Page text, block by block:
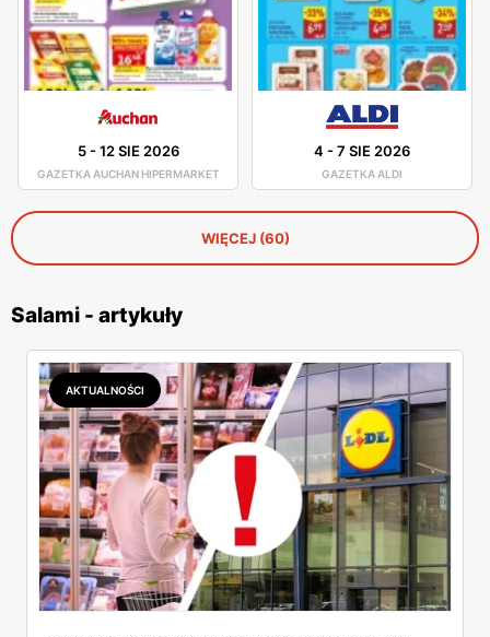
5-12 SIE 2026
GAZETKA AUCHAN HIPERMARKET
4 -7 SIE 2026
GAZETKA ALDI
WIĘCEJ (60)
Salami - artykuły
AKTUALNOŚCI